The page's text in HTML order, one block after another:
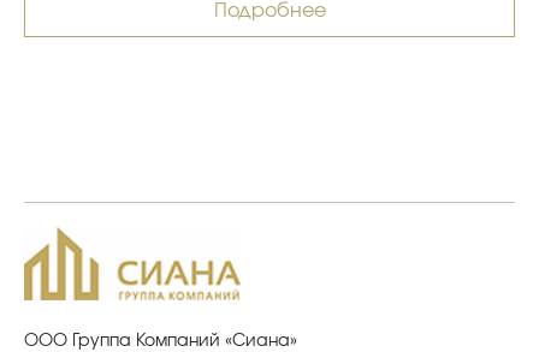
Подробнее
ООО Группа Компаний «Сиана»